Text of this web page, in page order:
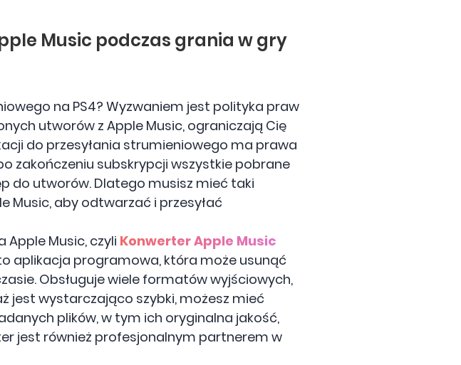
Music podczas grania w gry
na PS4? Wyzwaniem jest polityka praw
utworów z Apple Music, ograniczają Cię
do przesyłania strumieniowego ma prawa
zakończeniu subskrypcji wszystkie pobrane
do utworów. Dlatego musisz mieć taki
Music, aby odtwarzać i przesyłać
Music, czyli Konwerter Apple Music
aplikacja programowa, która może usunąć
Obsługuje wiele formatów wyjściowych,
jest wystarczająco szybki, możesz mieć
plików, w tym ich oryginalna jakość,
jest również profesjonalnym partnerem w